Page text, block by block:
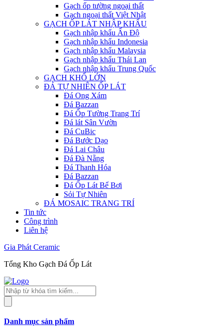
Gạch ốp tường ngoại thất
Gạch ngoại thất Việt Nhật
GẠCH ỐP LÁT NHẬP KHẨU
Gạch nhập khẩu Ấn Độ
Gạch nhập khẩu Indonesia
Gạch nhập khẩu Malaysia
Gạch nhập khẩu Thái Lan
Gạch nhập khẩu Trung Quốc
GẠCH KHỔ LỚN
ĐÁ TỰ NHIÊN ỐP LÁT
Đá Ong Xám
Đá Bazzan
Đá Ốp Tường Trang Trí
Đá lát Sân Vườn
Đá CuBic
Đá Bước Dạo
Đá Lai Châu
Đá Đà Nẵng
Đá Thanh Hóa
Đá Bazzan
Đá Ốp Lát Bể Bơi
Sỏi Tự Nhiên
ĐÁ MOSAIC TRANG TRÍ
Tin tức
Công trình
Liên hệ
Gia Phát Ceramic
Tổng Kho Gạch Đá Ốp Lát
Tìm
kiếm
sản
Danh mục sản phẩm